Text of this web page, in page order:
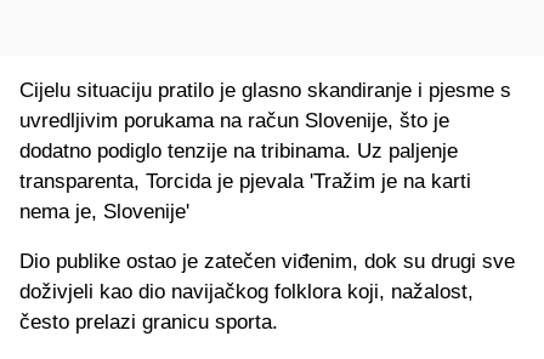
Cijelu situaciju pratilo je glasno skandiranje i pjesme s
uvredljivim porukama na račun Slovenije, što je
dodatno podiglo tenzije na tribinama. Uz paljenje
transparenta, Torcida je pjevala 'Tražim je na karti
nema je, Slovenije'
Dio publike ostao je zatečen viđenim, dok su drugi sve
doživjeli kao dio navijačkog folklora koji, nažalost,
često prelazi granicu sporta.